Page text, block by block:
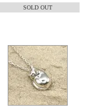
SOLD OUT